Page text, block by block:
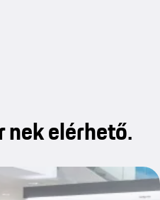
nek elérhető.